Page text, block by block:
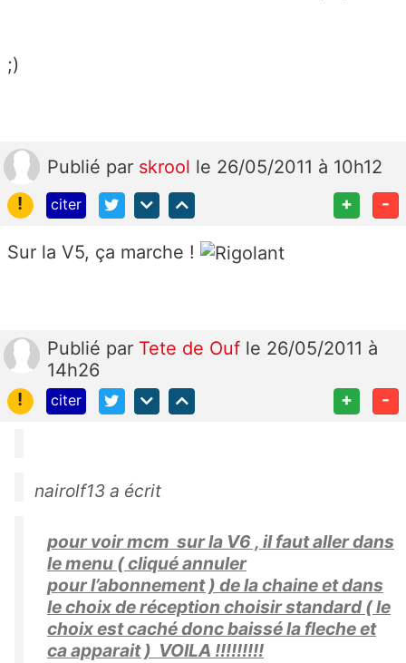
;)
Publié par skrool le 26/05/2011 à 10h12
!
citer + -
Sur la V5, ça marche !
Publié par Tete de Ouf le 26/05/2011 à
14h26
!
citer + -
nairolf13 a écrit
pour voir mcm sur la V6 , il faut aller dans
le menu ( cliqué annuler
pour l’abonnement ) de la chaine et dans
le choix de réception choisir standard ( le
choix est caché donc baissé la fleche et
ca apparait ) VOILA !!!!!!!!!